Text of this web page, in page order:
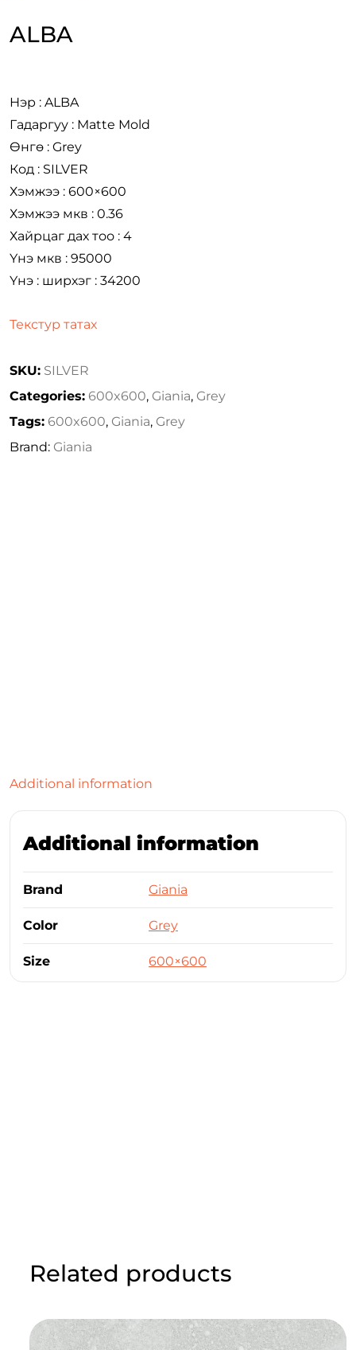
ALBA
Нэр : ALBA
Гадаргуу : Matte Mold
Өнгө : Grey
Код : SILVER
Хэмжээ : 600×600
Хэмжээ мкв : 0.36
Хайрцаг дах тоо : 4
Үнэ мкв : 95000
Үнэ : ширхэг : 34200
Текстур татах
SKU: SILVER
Categories: 600x600, Giania, Grey
Tags: 600x600, Giania, Grey
Brand: Giania
Additional information
Additional information
Brand Giania
Color Grey
Size 600×600
Related products